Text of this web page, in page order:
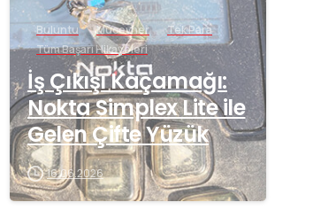
Buluntu Mücevher
Tek Para
Tüm Başarı Hikayeleri
İş Çıkışı Kaçamağı:
Nokta Simplex Lite ile
Gelen Çifte Yüzük
16.06.2026